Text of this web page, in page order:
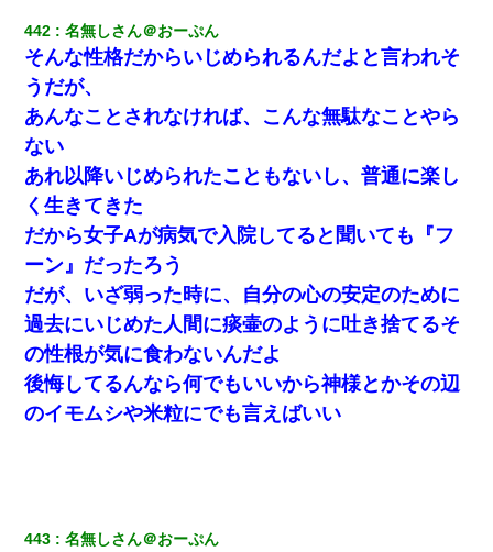
10年ほど前、息子がまだ年中だった時に離婚したんだけど、一昨
年の暮れに突然息子が職場を訪ねてきた。
父が他界→父のフリン相手『どうか相続を放棄して下さい、昔の
ことは謝ります。ごめんなさい…』私「お子さんはフリン略奪婚
って知ってるの？」相手『 』結果→
日曜日、会社の窓を見ると同僚の姿。俺（あれ？ディズニーシー
じゃ？）→俺電話「今何してんの？」同僚「シーで並んでるこ
と！」俺「会社にいない？」→次の瞬間、すごい鳥肌が立った
小2の頃、妹と昼寝してたら家が火事になってて気づくと逃げ場が
なかった。妹を抱き締めて「ﾀﾋんじゃうよ」って泣いてたら…
彼女(美人女医)にネックレスをプレゼント。「こんな安物を渡すく
らいなら、渡さないほうがマシだからね」→ ６０万したと話した
ら・・・
442 名無しさん＠おーぷん
そんな性格だからいじめられるんだよと言われそ
うだが、
あんなことされなければ、こんな無駄なことやら
ない
あれ以降いじめられたこともないし、普通に楽し
く生きてきた
だから女子Aが病気で入院してると聞いても『フ
ーン』だったろう
だが、いざ弱った時に、自分の心の安定のために
過去にいじめた人間に痰壷のように吐き捨てるそ
の性根が気に食わないんだよ
後悔してるんなら何でもいいから神様とかその辺
のイモムシや米粒にでも言えばいい
443 名無しさん＠おーぷん